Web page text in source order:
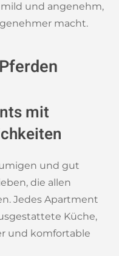
und angenehm,
macht.
mit
und gut
die allen
Jedes Apartment
Küche,
und komfortable